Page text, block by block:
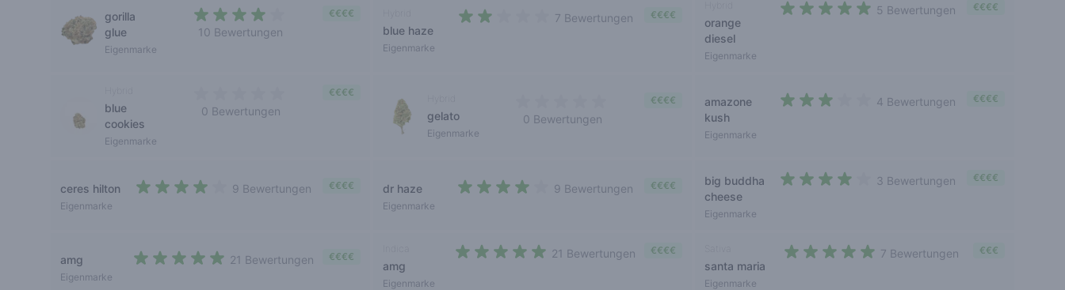
gorilla
glue
Eigenmarke
10 Bewertungen
€€€€
blue haze
Eigenmarke
7 Bewertungen €€€€
orange
diesel
Eigenmarke
5 Bewertungen €€€€
blue
cookies
Eigenmarke
0 Bewertungen
€€€€
gelato
Eigenmarke
0 Bewertungen
€€€€
amazone
kush
Eigenmarke
4 Bewertungen €€€€
ceres hilton
Eigenmarke
9 Bewertungen €€€€ dr haze
Eigenmarke
9 Bewertungen €€€€
big buddha
cheese
Eigenmarke
3 Bewertungen €€€€
amg
Eigenmarke
21 Bewertungen €€€€
amg
Eigenmarke
21 Bewertungen €€€€
santa maria
Eigenmarke
7 Bewertungen €€€